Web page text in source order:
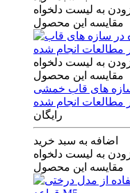
به لیست دلخواه
مقایسه این محصول
به لیست دلخواه
مقایسه این محصول
سازه های قاب خمشی
مطالعات انجام شده
رایگان
اضافه به سبد خرید
به لیست دلخواه
مقایسه این محصول